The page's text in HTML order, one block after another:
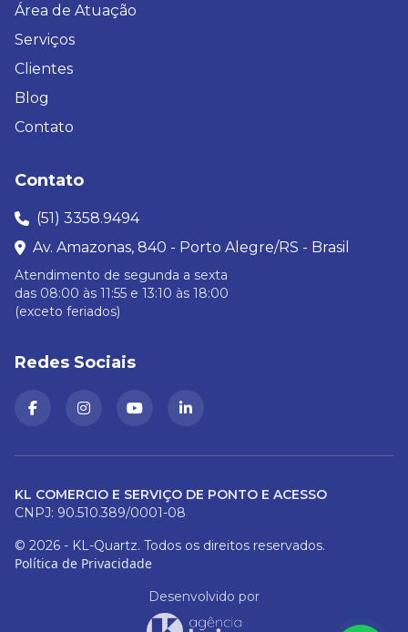
Área de Atuação
Serviços
Clientes
Blog
Contato
Contato
(51) 3358.9494
Av. Amazonas, 840 - Porto Alegre/RS - Brasil
Atendimento de segunda a sexta
das 08:00 às 11:55 e 13:10 às 18:00
(exceto feriados)
Redes Sociais
KL COMERCIO E SERVIÇO DE PONTO E ACESSO
CNPJ: 90.510.389/0001-08
© 2026 - KL-Quartz. Todos os direitos reservados.
Política de Privacidade
Desenvolvido por